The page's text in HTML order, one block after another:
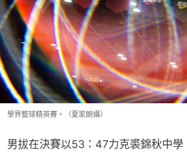
學界籃球精英賽。（夏家朗攝）
男拔在決賽以53：47力克裘錦秋中學